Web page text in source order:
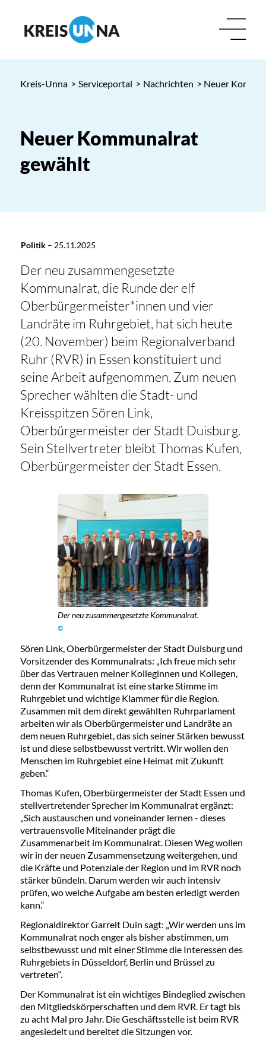
Kreis-Unna > Serviceportal > Nachrichten > Neuer
Neuer Kommunalrat
gewählt
Politik– 25.11.2025
Der neu zusammengesetzte
Kommunalrat, die Runde der elf
Oberbürgermeister*innen und vier
Landräte im Ruhrgebiet, hat sich heute
(20. November) beim Regionalverband
Ruhr (RVR) in Essen konstituiert und
seine Arbeit aufgenommen. Zum neuen
Sprecher wählten die Stadt- und
Kreisspitzen Sören Link,
Oberbürgermeister der Stadt Duisburg.
Sein Stellvertreter bleibt Thomas Kufen,
Oberbürgermeister der Stadt Essen.
Der neu zusammengesetzte Kommunalrat.
©
Sören Link, Oberbürgermeister der Stadt Duisburg und
Vorsitzender des Kommunalrats: „Ich freue mich sehr
über das Vertrauen meiner Kolleginnen und Kollegen,
denn der Kommunalrat ist eine starke Stimme im
Ruhrgebiet und wichtige Klammer für die Region.
Zusammen mit dem direkt gewählten Ruhrparlament
arbeiten wir als Oberbürgermeister und Landräte an
dem neuen Ruhrgebiet, das sich seiner Stärken bewusst
ist und diese selbstbewusst vertritt. Wir wollen den
Menschen im Ruhrgebiet eine Heimat mit Zukunft
geben.“
Thomas Kufen, Oberbürgermeister der Stadt Essen und
stellvertretender Sprecher im Kommunalrat ergänzt:
„Sich austauschen und voneinander lernen - dieses
vertrauensvolle Miteinander prägt die
Zusammenarbeit im Kommunalrat. Diesen Weg wollen
wir in der neuen Zusammensetzung weitergehen, und
die Kräfte und Potenziale der Region und im RVR noch
stärker bündeln. Darum werden wir auch intensiv
prüfen, wo welche Aufgabe am besten erledigt werden
kann.“
Regionaldirektor Garrelt Duin sagt: „Wir werden uns im
Kommunalrat noch enger als bisher abstimmen, um
selbstbewusst und mit einer Stimme die Interessen des
Ruhrgebiets in Düsseldorf, Berlin und Brüssel zu
vertreten“.
Der Kommunalrat ist ein wichtiges Bindeglied zwischen
den Mitgliedskörperschaften und dem RVR. Er tagt bis
zu acht Mal pro Jahr. Die Geschäftsstelle ist beim RVR
angesiedelt und bereitet die Sitzungen vor.